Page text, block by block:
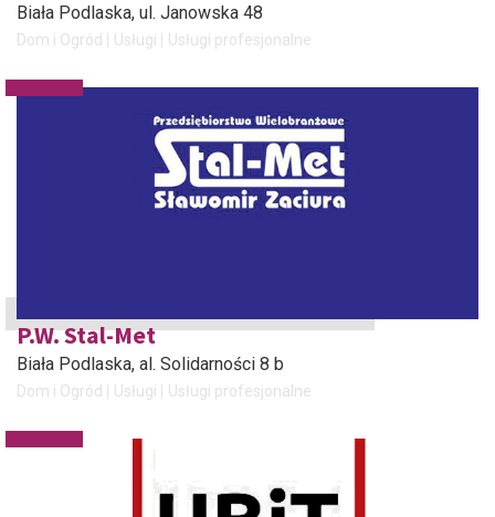
Biała Podlaska, ul. Janowska 48
Dom i Ogród Usługi Usługi profesjonalne
P.W. Stal-Met
Biała Podlaska, al. Solidarności 8 b
Dom i Ogród Usługi Usługi profesjonalne